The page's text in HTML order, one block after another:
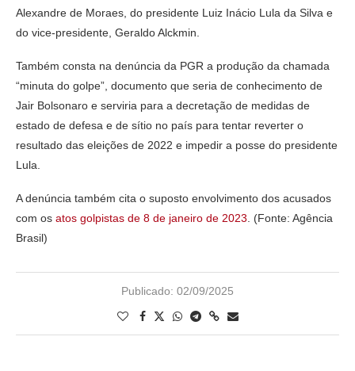
Alexandre de Moraes, do presidente Luiz Inácio Lula da Silva e
do vice-presidente, Geraldo Alckmin.
Também consta na denúncia da PGR a produção da chamada
“minuta do golpe”, documento que seria de conhecimento de
Jair Bolsonaro e serviria para a decretação de medidas de
estado de defesa e de sítio no país para tentar reverter o
resultado das eleições de 2022 e impedir a posse do presidente
Lula.
A denúncia também cita o suposto envolvimento dos acusados
com os atos golpistas de 8 de janeiro de 2023 . (Fonte: Agência
Brasil)
Publicado: 02/09/2025